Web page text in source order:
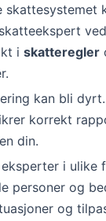
skattesystemet
i skatteregler
kan bli
korrekt
din.
i ulike
personer og
og